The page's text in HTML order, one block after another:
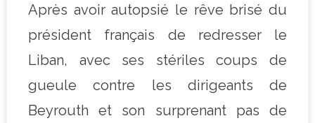
Après avoir autopsié le rêve brisé du
président français de redresser le
Liban, avec ses stériles coups de
gueule contre les dirigeants de
Beyrouth et son surprenant pas de